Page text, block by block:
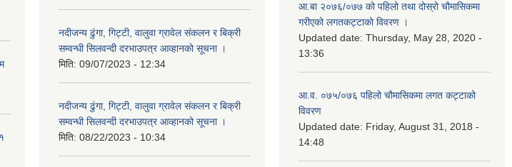
नदीजन्य ढुंगा, गिट्टी, वालुवा ग्रावेल संकलन र बिक्री
सम्वन्धी सिलवन्दी दरभाउपत्र आव्हानको सूचना ।
मिति: 09/07/2023 - 12:34
नदीजन्य ढुंगा, गिट्टी, वालुवा ग्रावेल संकलन र बिक्री
सम्वन्धी सिलवन्दी दरभाउपत्र आव्हानको सूचना ।
मिति: 08/22/2023 - 10:34
आ.बा २०७६/०७७ को पहिलो तथा दोस्रो चौमासिकमा
गरीएको लगतकट्टाको विवरण ।
Updated date: Thursday, May 28, 2020 -
13:36
आ.व. ०७५/०७६ पहिलो चौमासिकमा लगत कट्टाको
विवरण
Updated date: Friday, August 31, 2018 -
14:48